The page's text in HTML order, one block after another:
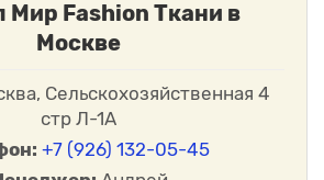
Мир Fashion Ткани в
Москве
Сельскохозяйственная 4
стр Л-1А
+7 (926) 132-05-45